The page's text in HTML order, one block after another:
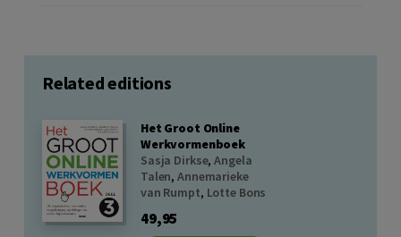
Related editions
Het Groot Online
Werkvormenboek
Sasja Dirkse,Angela
Talen,Annemarieke
van Rumpt, Lotte Bons
49,95